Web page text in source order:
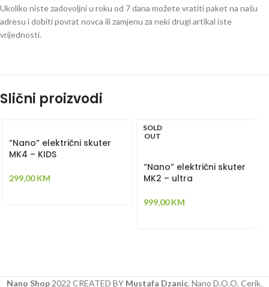
Ukoliko niste zadovoljni u roku od 7 dana možete vratiti paket na našu
adresu i dobiti povrat novca ili zamjenu za neki drugi artikal iste
vrijednosti.
Slični proizvodi
“Nano” električni skuter
MK4 – KIDS
299,00KM
SOLD
OUT
“Nano” električni skuter
MK2 – ultra
999,00KM
Nano Shop 2022 CREATED BY Mustafa Dzanic. Nano D.O.O. Cerik.